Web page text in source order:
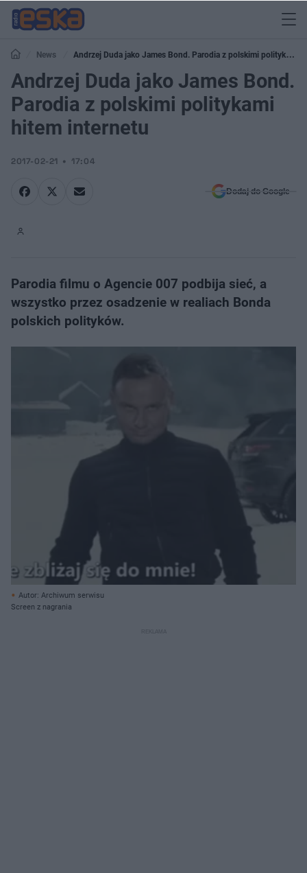
News
Andrzej Duda jako James Bond. Parodia z polskimi politykami
hitem internetu
Andrzej Duda jako James Bond.
Parodia z polskimi politykami
hitem internetu
2017-02-21 17:04
Dodaj do Google
Parodia filmu o Agencie 007 podbija sieć, a
wszystko przez osadzenie w realiach Bonda
polskich polityków.
Autor: Archiwum serwisu
Screen z nagrania